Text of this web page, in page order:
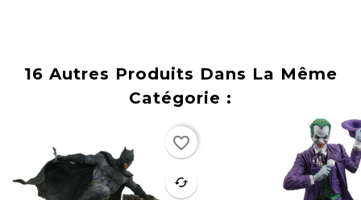
16 Autres Produits Dans La Même
Catégorie :
favorite
cached
favorite_border